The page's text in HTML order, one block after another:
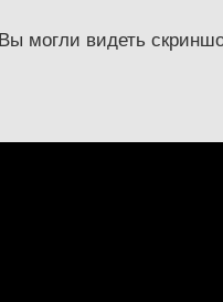
могли видеть